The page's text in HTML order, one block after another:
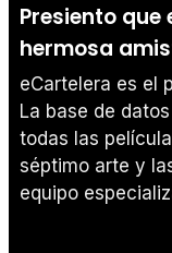
Presiento que
hermosa
eCartelera es el
La base de
todas las
séptimo arte y
equipo